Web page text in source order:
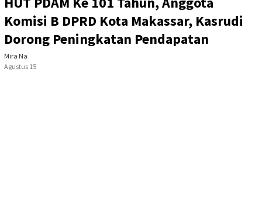
Komisi B DPRD Kota Makassar, Kasrudi
Dorong Peningkatan Pendapatan
Mira Na
Agustus 15